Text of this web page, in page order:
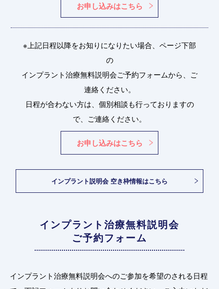
お申し込みはこちら
※上記日程以降をお知りになりたい場合、ページ下部
の
インプラント治療無料説明会ご予約フォームから、ご
連絡ください。
日程が合わない方は、個別相談も行っておりますの
で、ご連絡ください。
お申し込みはこちら
インプラント説明会 空き枠情報はこちら
インプラント治療無料説明会
ご予約フォーム
インプラント治療無料説明会へのご参加を希望のされる日程